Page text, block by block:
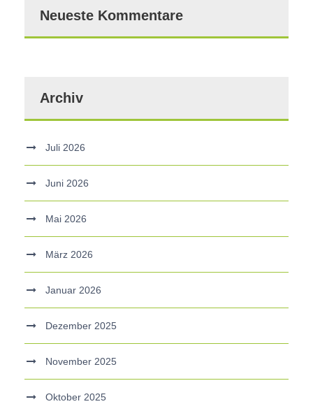
Neueste Kommentare
Archiv
Juli 2026
Juni 2026
Mai 2026
März 2026
Januar 2026
Dezember 2025
November 2025
Oktober 2025